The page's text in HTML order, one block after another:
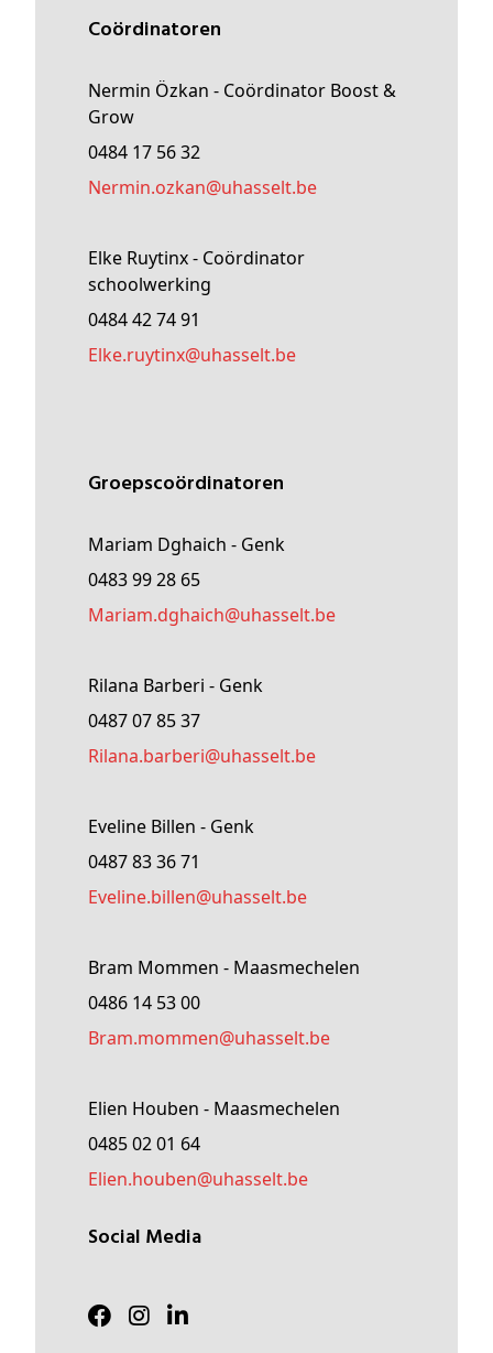
Coördinatoren
Nermin Özkan - Coördinator Boost &
Grow
0484 17 56 32
nermin.ozkan@uhasselt.be
Elke Ruytinx - Coördinator
schoolwerking
0484 42 74 91
elke.ruytinx@uhasselt.be
Groepscoördinatoren
Mariam Dghaich - Genk
0483 99 28 65
Mariam.dghaich@uhasselt.be
Rilana Barberi - Genk
0487 07 85 37
rilana.barberi@uhasselt.be
Eveline Billen - Genk
0487 83 36 71
Eveline.billen@uhasselt.be
Bram Mommen - Maasmechelen
0486 14 53 00
Bram.mommen@uhasselt.be
Elien Houben - Maasmechelen
0485 02 01 64
Elien.houben@uhasselt.be
Social Media